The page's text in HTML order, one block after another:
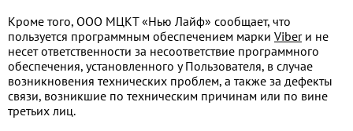
Кроме того, ООО МЦКТ «Нью Лайф» сообщает, что
пользуется программным обеспечением марки Viberи не
несет ответственности за несоответствие программного
обеспечения, установленного у Пользователя, в случае
возникновения технических проблем, а также за дефекты
связи, возникшие по техническим причинам или по вине
третьих лиц.